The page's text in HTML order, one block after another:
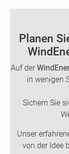
Planen
Auf der
in wenigen
Sichern Sie
Unser
von der Idee